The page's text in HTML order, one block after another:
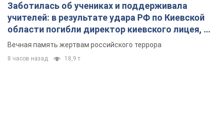
Заботилась об учениках и поддерживала
учителей: в результате удара РФ по Киевской
области погибли директор киевского лицея, её
муж и внук
Вечная память жертвам российского террора
8 часов назад 18,9 т.